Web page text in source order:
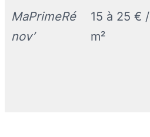
MaPrimeRé
nov’
15 à 25 € /
m²